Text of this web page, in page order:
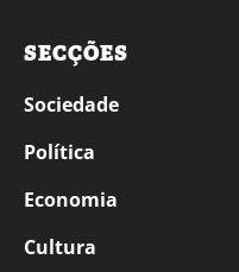
SECÇÕES
Sociedade
Política
Economia
Cultura